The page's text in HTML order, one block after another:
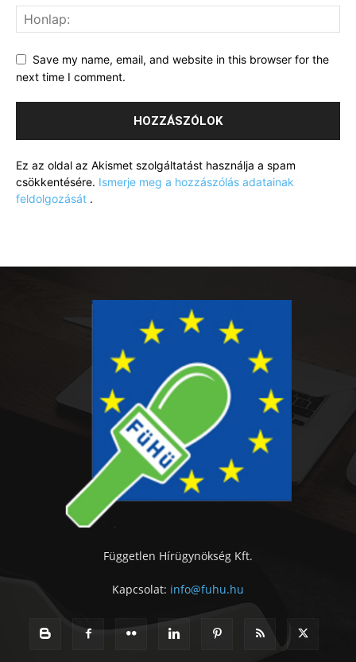
Save my name, email, and website in this browser for the
next time I comment.
Ez az oldal az Akismet szolgáltatást használja a spam
csökkentésére. Ismerje meg a hozzászólás adatainak
feldolgozását .
Független Hírügynökség Kft.
Kapcsolat: info@fuhu.hu